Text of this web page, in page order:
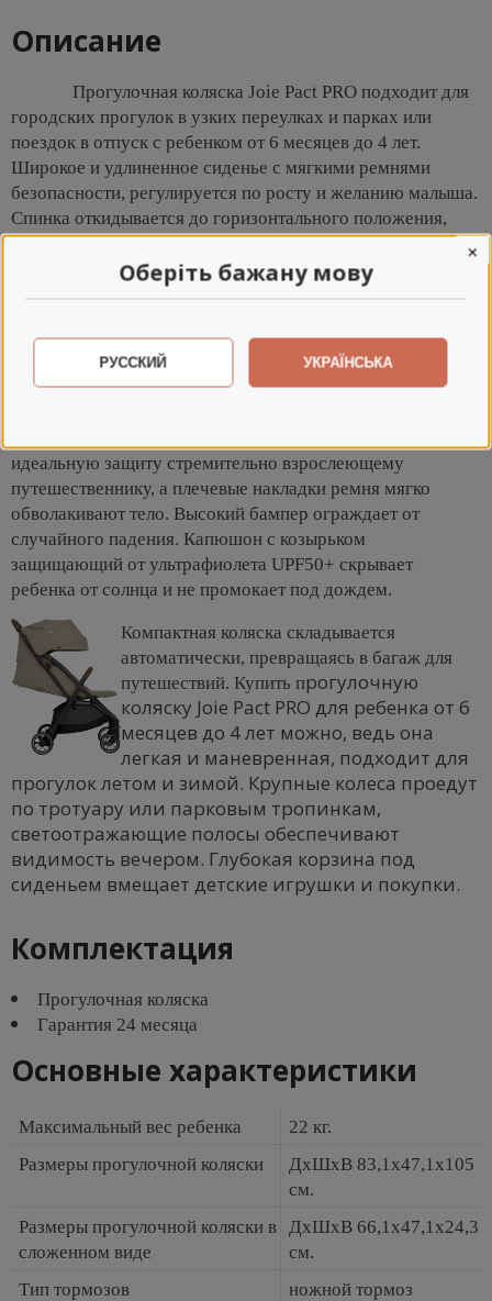
Описание
Прогулочная коляска Joie Pact PRO подходит для
городских прогулок в узких переулках и парках или
поездок в отпуск с ребенком от 6 месяцев до 4 лет.
Широкое и удлиненное сиденье с мягкими ремнями
безопасности, регулируется по росту и желанию малыша.
Спинка откидывается до горизонтального положения,
позволяя спать или играть в коляске.
Спинка сиденья детской коляски
положения, позволяя спать вовремя
прогулки. Регулируемая подножка удлиняет
спальное место для отдыха ребенка до
идеальную защиту стремительно взрослеющему
путешественнику, а плечевые накладки ремня мягко
обволакивают тело. Высокий бампер ограждает от
случайного падения. Капюшон с козырьком
защищающий от ультрафиолета UPF50+ скрывает
ребенка от солнца и не промокает под дождем.
Компактная коляска складывается
автоматически, превращаясь в багаж для
путешествий. Купить прогулочную
коляску Joie Pact PRO для ребенка от 6
месяцев до 4 лет можно, ведь она
легкая и маневренная, подходит для
прогулок летом и зимой. Крупные колеса проедут
по тротуару или парковым тропинкам,
светоотражающие полосы обеспечивают
видимость вечером. Глубокая корзина под
сиденьем вмещает детские игрушки и покупки.
Комплектация
Прогулочная коляска
Гарантия 24 месяца
Основные характеристики
Максимальный вес ребенка
22 кг.
Размеры прогулочной коляски
ДхШхВ 83,1х47,1х105
см.
Размеры прогулочной коляски в
сложенном виде
ДхШхВ 66,1х47,1х24,3
см.
Тип тормозов
ножной тормоз
Оберіть бажану мову
×
РУССКИЙ УКРАЇНСЬКА